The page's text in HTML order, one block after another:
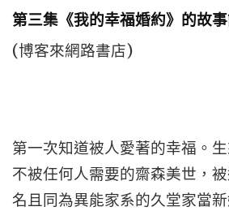
第三集《我的幸福婚約》的故
(博客來網路書店)
第一次知道被人愛著的幸福。
不被任何人需要的齋森美世，
名且同為異能家系的久堂家當新